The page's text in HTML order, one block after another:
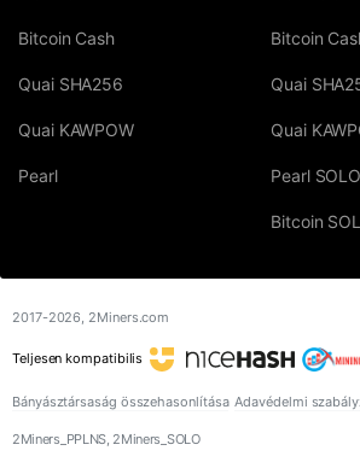
Bitcoin Cash
Quai SHA256
Quai KAWPOW
Pearl
Bitcoin
Quai
Quai
Pearl SOLO
Bitcoin
2017-2026, 2Miners.com
Teljesen kompatibilis
Bányásztársaság összehasonlítása Adavédelmi
2Miners_PPLNS, 2Miners_SOLO